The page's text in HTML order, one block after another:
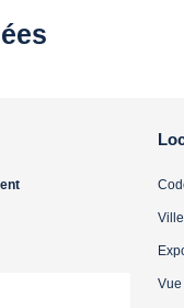
Ville
Vue